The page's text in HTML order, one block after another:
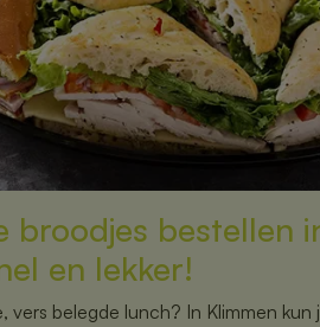
broodjes bestellen
en lekker!
vers belegde lunch? In Klimmen kun